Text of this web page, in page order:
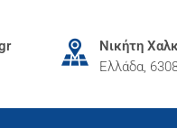
Νικήτη
Ελλάδα,